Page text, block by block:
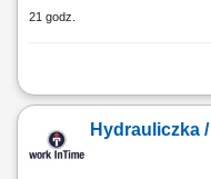
21 godz.
Montaż instalacji rurowych,
i praca z rysunkiemHydrauliczka